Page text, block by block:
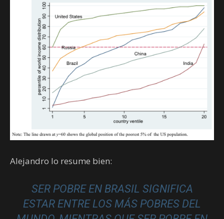
Alejandro lo resume bien:
SER POBRE EN BRASIL SIGNIFICA
ESTAR ENTRE LOS MÁS POBRES DEL